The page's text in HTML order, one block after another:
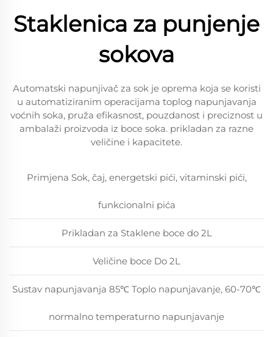
Staklenica za punjenje
sokova
Automatski napunjivač za sok je oprema koja se koristi
u automatiziranim operacijama toplog napunjavanja
voćnih soka, pruža efikasnost, pouzdanost i preciznost u
ambalaži proizvoda iz boce soka. prikladan za razne
veličine i kapacitete.
Primjena Sok, čaj, energetski pići, vitaminski pići,
funkcionalni pića
Prikladan za Staklene boce do 2L
Veličine boce Do 2L
Sustav napunjavanja 85℃ Toplo napunjavanje, 60-70℃
normalno temperaturno napunjavanje